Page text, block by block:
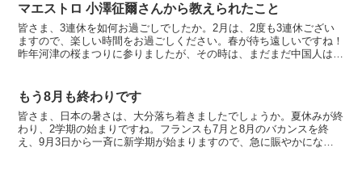
マエストロ 小澤征爾さんから教えられたこと
皆さま、3連休を如何お過ごしでしたか。2月は、2度も3連休ござい
ますので、楽しい時間をお過ごしください。春が待ち遠しいですね！
昨年河津の桜まつりに参りましたが、その時は、まだまだ中国人は少
もう8月も終わりです
皆さま、日本の暑さは、大分落ち着きましたでしょうか。夏休みが終
わり、2学期の始まりですね。フランスも7月と8月のバカンスを終
え、9月3日から一斉に新学期が始まりますので、急に賑やかになり